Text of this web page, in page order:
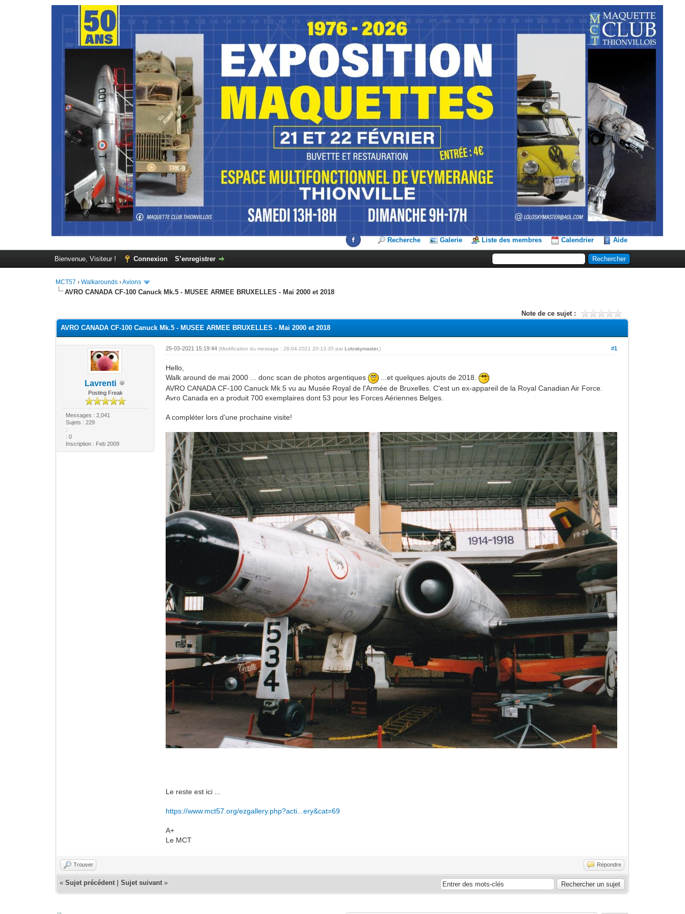
Recherche Galerie Liste des membres Calendrier Aide
Bienvenue, Visiteur ! Connexion S’enregistrer
MCT57 ›Walkarounds ›Avions
AVRO CANADA CF-100 Canuck Mk.5 - MUSEE ARMEE BRUXELLES - Mai 2000 et 2018
Note de ce sujet :
AVRO CANADA CF-100 Canuck Mk.5 - MUSEE ARMEE BRUXELLES - Mai 2000 et 2018
Lavrenti
Posting Freak
Messages : 2,041
Sujets : 229
:
: 0
Inscription : Feb 2009
#1
25-03-2021 15:19:44(Modification du message : 28-04-2021 20:13:35 parLoloskymaster.)
Hello,
Walk around de mai 2000 ... donc scan de photos argentiques
...et quelques ajouts de 2018.
AVRO CANADA CF-100 Canuck Mk.5 vu au Musée Royal de l'Armée de Bruxelles. C'est un ex-appareil de la Royal Canadian Air Force.
Avro Canada en a produit 700 exemplaires dont 53 pour les Forces Aériennes Belges.
A compléter lors d'une prochaine visite!
Le reste est ici ...
https://www.mct57.org/ezgallery.php?acti...ery&cat=69
A+
Le MCT
Trouver Répondre
«Sujet précédent |Sujet suivant »